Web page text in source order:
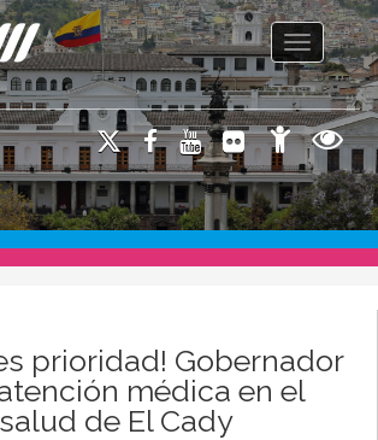
Toggle
prioridad! Gobernador
médica en el
de El Cady